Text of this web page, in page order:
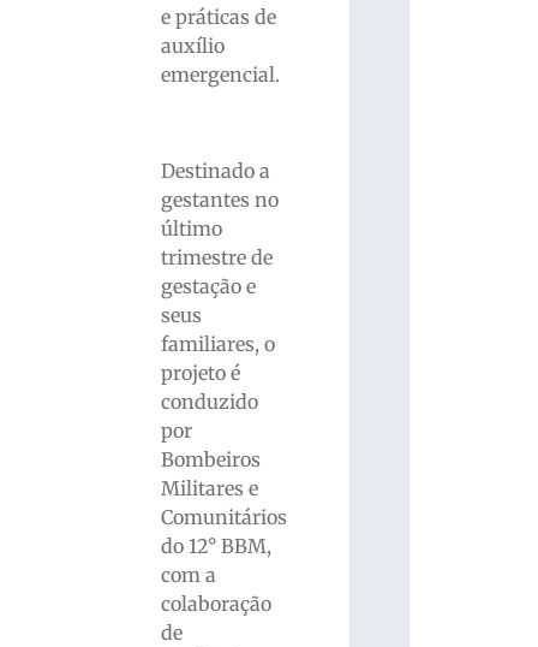
e práticas de
auxílio
emergencial.
Destinado a
gestantes no
último
trimestre de
gestação e
seus
familiares, o
projeto é
conduzido
por
Bombeiros
Militares e
Comunitários
do 12° BBM,
com a
colaboração
de